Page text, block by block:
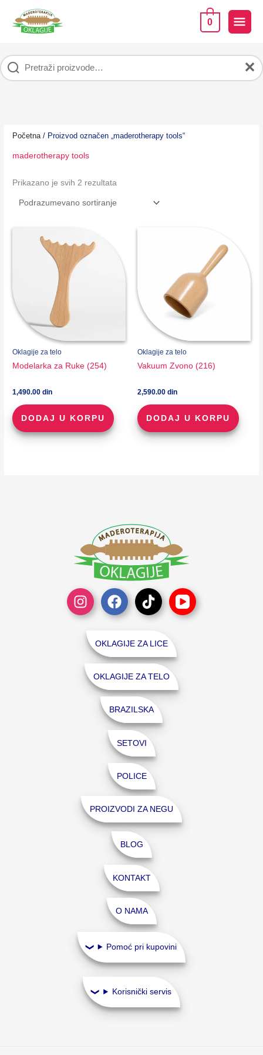
sadržaj
0
✕
Početna / Proizvod označen „maderotherapy tools“
maderotherapy tools
Prikazano je svih 2 rezultata
Oklagije za telo
Modelarka za Ruke (254)
1,490.00din
DODAJ U KORPU
Oklagije za telo
Vakuum Zvono (216)
2,590.00 din
DODAJ U KORPU
OKLAGIJE ZA LICE
OKLAGIJE ZA TELO
BRAZILSKA
SETOVI
POLICE
PROIZVODI ZA NEGU
BLOG
KONTAKT
O NAMA
Pomoć pri kupovini
Korisnički servis